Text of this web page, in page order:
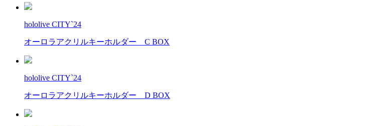
hololive CITY`24
オーロラアクリルキーホルダー C BOX
hololive CITY`24
オーロラアクリルキーホルダー D BOX